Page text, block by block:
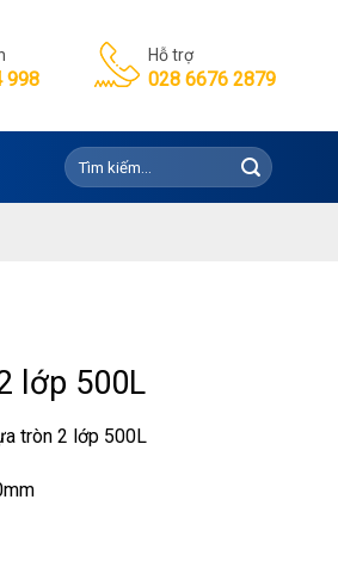
998
Hỗ trợ
028 6676 2879
Tìm
kiếm:
lớp 500L
tròn 2 lớp 500L